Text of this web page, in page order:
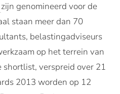
zijn genomineerd voor de
staan meer dan 70
belastingadviseurs
op het terrein van
shortlist, verspreid over 21
2013 worden op 12